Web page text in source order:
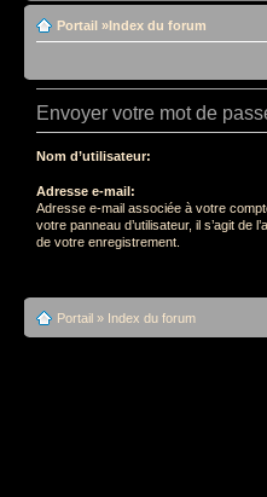
Portail »Index du forum
Envoyer votre mot de
Nom d’utilisateur:
Adresse e-mail:
Adresse e-mail associée à votre
votre panneau d’utilisateur, il s’agit de
de votre enregistrement.
Portail » Index du forum